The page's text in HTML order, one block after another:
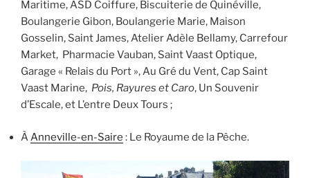
Maritime, ASD Coiffure, Biscuiterie de Quinéville,
Boulangerie Gibon, Boulangerie Marie, Maison
Gosselin, Saint James, Atelier Adèle Bellamy, Carrefour
Market, Pharmacie Vauban, Saint Vaast Optique,
Garage « Relais du Port », Au Gré du Vent, Cap Saint
Vaast Marine, Pois, Rayures et Caro, Un Souvenir
d’Escale, et L’entre Deux Tours ;
À Anneville-en-Saire : Le Royaume de la Pêche.